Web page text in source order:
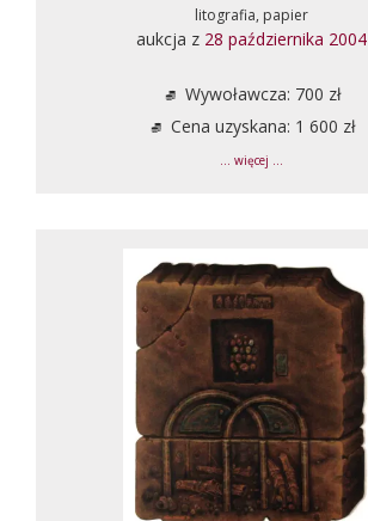
litografia, papier
aukcja z 28 października 2004
Wywoławcza: 700 zł
Cena uzyskana: 1 600 zł
... więcej ...